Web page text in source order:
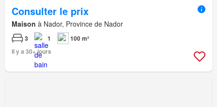
Consulter le prix
Maison à Nador, Province de Nador
3 1
100 m²
Il y a 30+ jours